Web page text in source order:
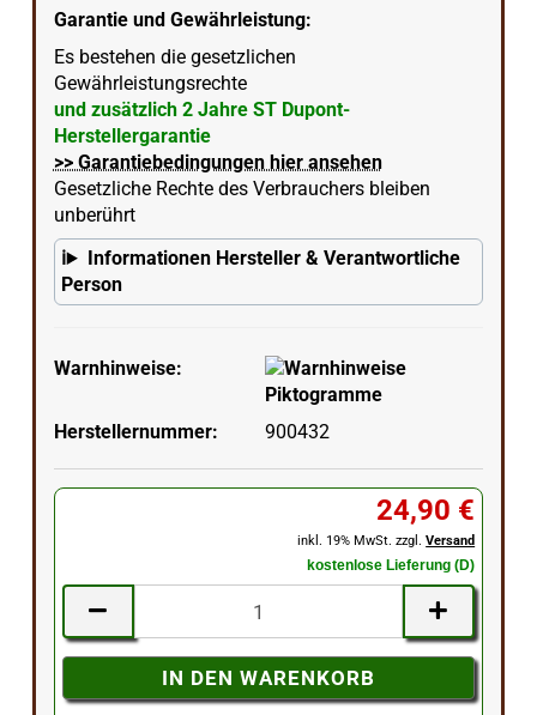
Garantie und Gewährleistung:
Es bestehen die gesetzlichen
Gewährleistungsrechte
und zusätzlich 2 Jahre ST Dupont-
Herstellergarantie
>> Garantiebedingungen hier ansehen
Gesetzliche Rechte des Verbrauchers bleiben
unberührt
Informationen Hersteller & Verantwortliche
Person
Warnhinweise:
Herstellernummer: 900432
24,90 €
inkl. 19% MwSt. zzgl.Versand
kostenlose Lieferung (D)